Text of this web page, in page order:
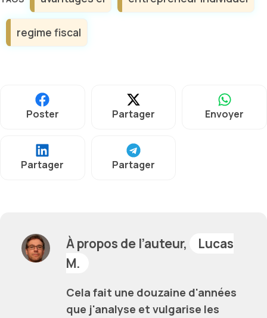
regime fiscal
Poster Partager Envoyer
Partager Partager
À propos de l’auteur,
Lucas
M.
Cela fait une douzaine d'années
que j'analyse et vulgarise les